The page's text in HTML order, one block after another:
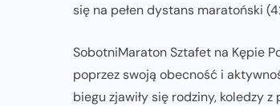
się na pełen dystans maratoński
SobotniMaraton Sztafet na Kępie
poprzez swoją obecność i
biegu zjawiły się rodziny, koledzy